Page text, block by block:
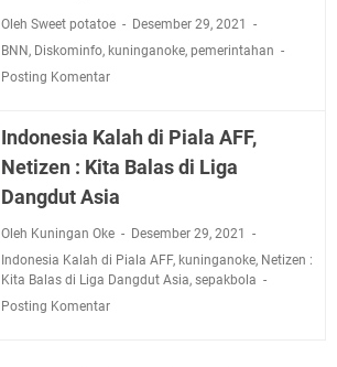
Oleh Sweet potatoe
Desember 29, 2021
BNN, Diskominfo, kuninganoke, pemerintahan
Posting Komentar
Indonesia Kalah di Piala AFF,
Netizen : Kita Balas di Liga
Dangdut Asia
Oleh Kuningan Oke
Desember 29, 2021
Indonesia Kalah di Piala AFF, kuninganoke, Netizen :
Kita Balas di Liga Dangdut Asia, sepakbola
Posting Komentar